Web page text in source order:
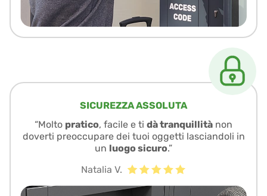
SICUREZZA ASSOLUTA
“Molto pratico, facile e ti dà tranquillità non
doverti preoccupare dei tuoi oggetti lasciandoli in
un luogo sicuro.”
Natalia V.